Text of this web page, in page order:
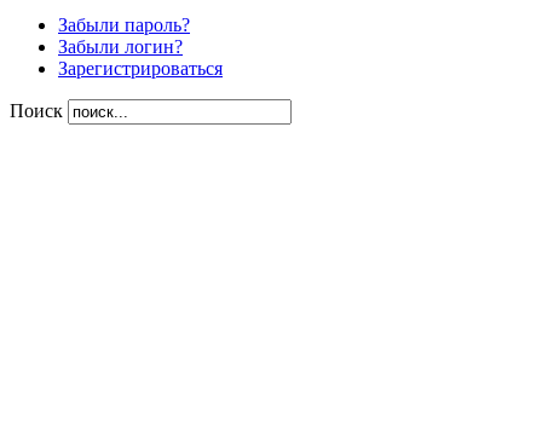
Забыли пароль?
Забыли логин?
Зарегистрироваться
Поиск